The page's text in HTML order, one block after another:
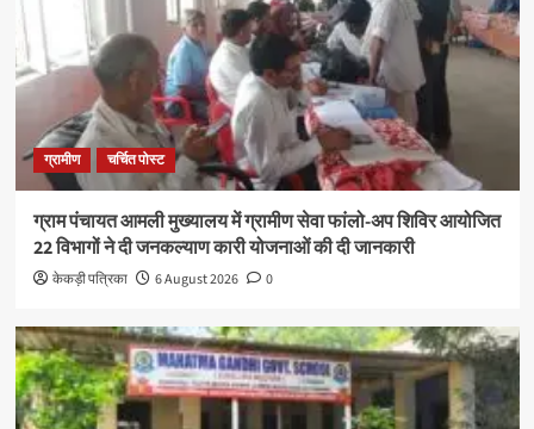
ग्रामीण चर्चित पोस्ट
ग्राम पंचायत आमली मुख्यालय में ग्रामीण सेवा फांलो-अप शिविर आयोजित
22 विभागों ने दी जनकल्याण कारी योजनाओं की दी जानकारी
केकड़ी पत्रिका 6 August 2026 0